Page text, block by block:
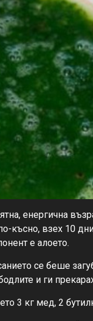
енергична
късно, взех 10
е алоето.
се беше
и ги
3 кг мед, 2